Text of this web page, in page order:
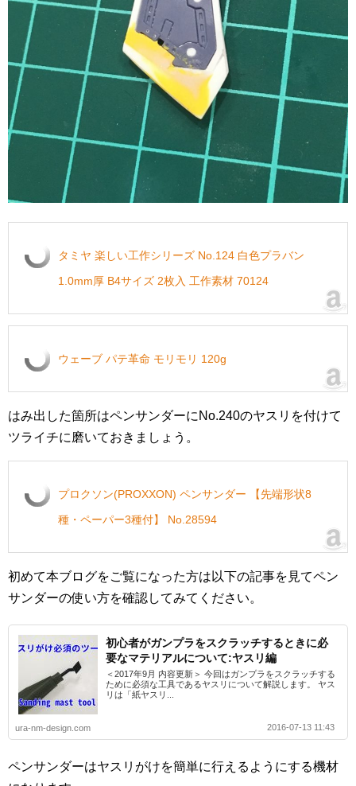
タミヤ 楽しい工作シリーズ No.124 白色プラバン
1.0mm厚 B4サイズ 2枚入 工作素材 70124
ウェーブ パテ革命 モリモリ 120g
はみ出した箇所はペンサンダーにNo.240のヤスリを付けて
ツライチに磨いておきましょう。
プロクソン(PROXXON) ペンサンダー 【先端形状8
種・ペーパー3種付】 No.28594
初めて本ブログをご覧になった方は以下の記事を見てペン
サンダーの使い方を確認してみてください。
初心者がガンプラをスクラッチするときに必
要なマテリアルについて:ヤスリ編
＜2017年9月 内容更新＞ 今回はガンプラをスクラッチする
ために必須な工具であるヤスリについて解説します。 ヤス
リは「紙ヤスリ...
ura-nm-design.com 2016-07-13 11:43
ペンサンダーはヤスリがけを簡単に行えるようにする機材